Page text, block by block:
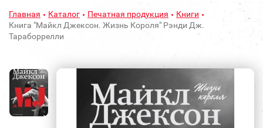
Главная Каталог Печатная продукция
Книги
Книга "Майкл Джексон. Жизнь Короля" Рэнди Дж.
Тараборрелли